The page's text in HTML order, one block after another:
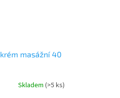
masážní 40
Skladem (>5 ks)